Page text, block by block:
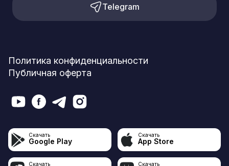
Telegram
Политика конфиденциальности
Публичная оферта
Скачать
Google Play
Скачать
App Store
Скачать Скачать